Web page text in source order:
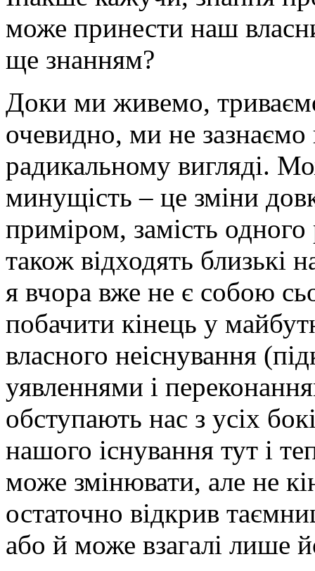
може принести наш
ще знанням?
Доки ми живемо,
очевидно, ми не
радикальному вигляді.
минущість – це зміни
приміром, замість
також відходять близькі
я вчора вже не є собою
побачити кінець у
власного неіснування
уявленнями і
обступають нас з усіх
нашого існування тут і
може змінювати, але не
остаточно відкрив
або й може взагалі лише